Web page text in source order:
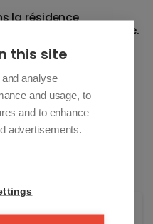
la résidence
mini-golf dans le Zoute.
Vroegezonne,
à quelques mètres de
this site
analyse
and usage, to
and to enhance
advertisements.